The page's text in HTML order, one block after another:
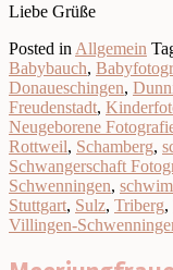
Liebe Grüße
Posted in Allgemein
Babybauch,
Donaueschingen,
Freudenstadt,
Neugeborene
Rottweil, Schamberg,
Schwangerschaft
Schwenningen,
Stuttgart, Sulz, Triberg,
Villingen-